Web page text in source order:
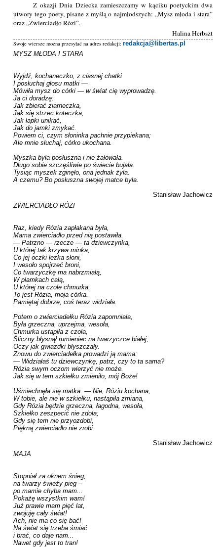
Z okazji Dnia Dziecka zamieszczamy w kąciku poetyckim dwa
utwory tego poety, pisane z myślą o najmłodszych: „Mysz młoda i stara”
oraz „Zwierciadło Rózi”.
Halina Herbszt
Swoje wiersze można przesyłać na adres redakcji:redakcja@libertas.pl
MYSZ MŁODA I STARA
Wyjdź, kochaneczko, z ciasnej chatki
I posłuchaj głosu matki —
Mówiła mysz do córki — w świat cię wyprowadzę.
Ja ci doradzę:
Jak zbierać ziarneczka,
Jak się strzec koteczka,
Jak łapki unikać,
Jak do jamki zmykać.
Powiem ci, czym słoninka pachnie przypiekana;
Ale mnie słuchaj, córko ukochana.
Myszka była posłuszna i nie żałowała.
Długo sobie szczęśliwie po świecie bujała.
Tysiąc myszek zginęło, ona jednak żyła.
A czemu? Bo posłuszna swojej matce była.
Stanisław Jachowicz
ZWIERCIADŁO RÓZI
Raz, kiedy Rózia zapłakana była,
Mama zwierciadło przed nią postawiła.
— Patrzno — rzecze — ta dziewczynka,
U której tak krzywa minka,
Co jej oczki łezka słoni,
I wesoło spojrzeć broni,
Co twarzyczkę ma nabrzmiałą,
W plamkach całą,
U której na czole chmurka,
To jest Rózia, moja córka.
Pamiętaj dobrze, coś teraz widziała.
Potem o zwierciadełku Rózia zapomniała,
Była grzeczna, uprzejma, wesoła,
Chmurka ustąpiła z czoła,
Śliczny błysnął rumieniec na twarzyczce białej,
Oczy jak gwiazdki błyszczały.
Znowu do zwierciadełka prowadzi ją mama:
— Widziałaś tu dziewczynkę, patrz, czy to ta sama?
Rózia swym oczom wierzyć nie może.
Jak się w tem szkiełku zmieniło, mój Boże!
Uśmiechnęła się matka. — Nie, Róziu kochana,
W tobie, ale nie w szkiełku, nastąpiła zmiana,
Gdy Rózia będzie grzeczna, łagodna, wesoła,
Szkiełko zeszpecić nie zdoła;
Gdy się tem nie przyozdobi,
Piękną zwierciadło nie zrobi.
Stanisław Jachowicz
MAJA
Stopniał za oknem śnieg,
na twarzy świeży pieg –
po mamie chyba mam...
Pokażę wszystkim wam!
Już prawie mam pięć lat,
zwojuję cały świat!
Ach, nie ma co się bać!
Na świat się trzeba śmiać
i brać, co daje nam...
Nawet gdy jest to tran!